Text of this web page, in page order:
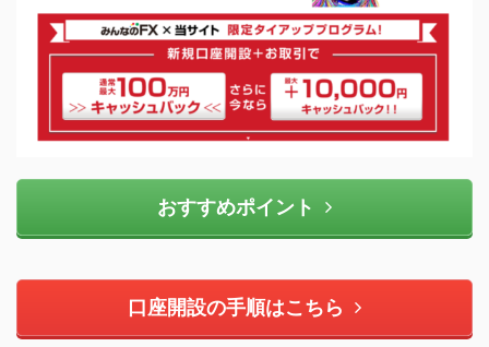
おすすめポイント
口座開設の手順はこちら